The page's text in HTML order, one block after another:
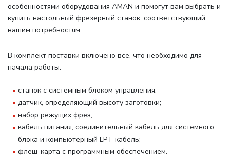
особенностями оборудования AMAN и помогут вам выбрать и
купить настольный фрезерный станок, соответствующий
вашим потребностям.
В комплект поставки включено все, что необходимо для
начала работы:
станок с системным блоком управления;
датчик, определяющий высоту заготовки;
набор режущих фрез;
кабель питания, соединительный кабель для системного
блока и компьютерный LPT-кабель;
флеш-карта с программным обеспечением.